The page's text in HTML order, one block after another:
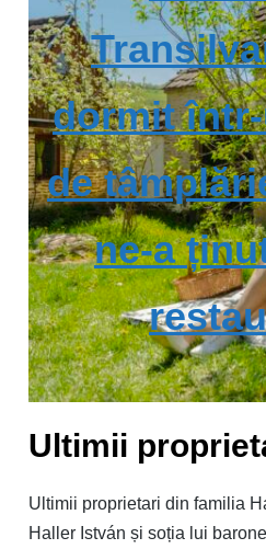
dormit
de
ne-a
Ultimii
Ultimii proprietari din familia
Haller István și soția lui